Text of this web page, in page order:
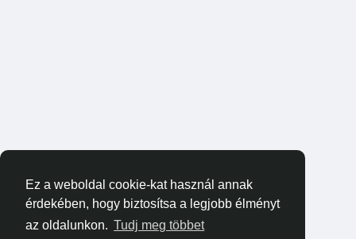
Ez a weboldal cookie-kat használ annak
érdekében, hogy biztosítsa a legjobb élményt
az oldalunkon. Tudj meg többet